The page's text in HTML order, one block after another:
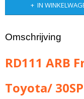
IN
Omschrijving
RD111 ARB
Toyota/